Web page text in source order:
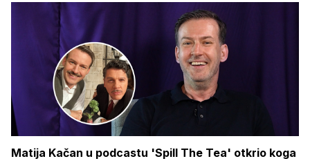
Matija Kačan u podcastu 'Spill The Tea' otkrio koga